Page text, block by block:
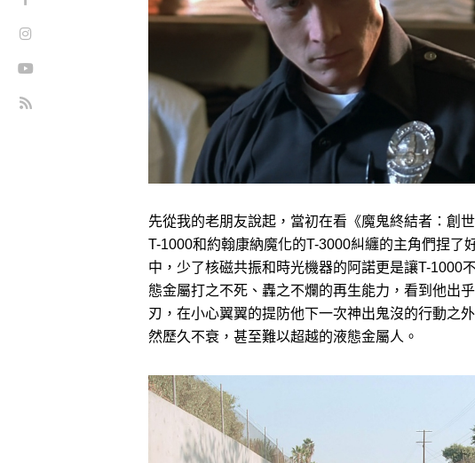
先從我的老朋友說起，當初在看《魔鬼終結者：創
T-1000和約翰康納魔化的T-3000糾纏的主角們捏了
中，少了核磁共振和時光機器的阿諾更是讓T-1000
態金屬打之不死、轟之不爛的再生能力，看到他出
刃，在小心翼翼的提防他下一次神出鬼沒的行動之
然歷久不衰，甚至難以超越的液態金屬人。